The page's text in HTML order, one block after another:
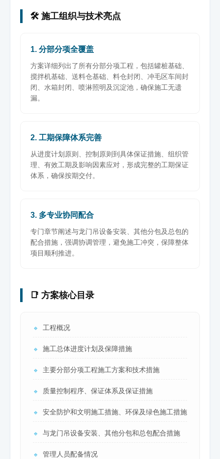
🛠️ 施工组织与技术亮点
1. 分部分项全覆盖
方案详细列出了所有分部分项工程，包括罐桩基础、
搅拌机基础、送料仓基础、料仓封闭、冲毛区车间封
闭、水箱封闭、喷淋照明及沉淀池，确保施工无遗
漏。
2. 工期保障体系完善
从进度计划原则、控制原则到具体保证措施、组织管
理、有效工期及影响因素应对，形成完整的工期保证
体系，确保按期交付。
3. 多专业协同配合
专门章节阐述与龙门吊设备安装、其他分包及总包的
配合措施，强调协调管理，避免施工冲突，保障整体
项目顺利推进。
📑 方案核心目录
🔹 工程概况
🔹 施工总体进度计划及保障措施
🔹 主要分部分项工程施工方案和技术措施
🔹 质量控制程序、保证体系及保证措施
🔹 安全防护和文明施工措施、环保及绿色施工措施
🔹 与龙门吊设备安装、其他分包和总包配合措施
🔹 管理人员配备情况